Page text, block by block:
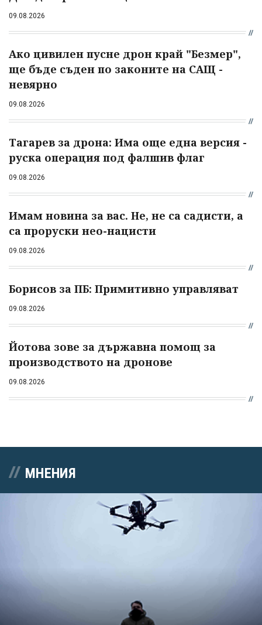
09.08.2026
Ако цивилен пусне дрон край "Безмер",
ще бъде съден по законите на САЩ -
невярно
09.08.2026
Тагарев за дрона: Има още една версия -
руска операция под фалшив флаг
09.08.2026
Имам новина за вас. Не, не са садисти, а
са проруски нео-нацисти
09.08.2026
Борисов за ПБ: Примитивно управляват
09.08.2026
Йотова зове за държавна помощ за
производството на дронове
09.08.2026
МНЕНИЯ